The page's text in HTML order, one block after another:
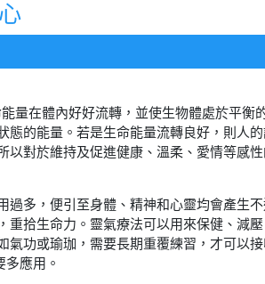
量在體內好好流轉，並使生物體處於平衡
的能量。若是生命能量流轉良好，則人的
對於維持及促進健康、溫柔、愛情等感
多，便引至身體、精神和心靈均會產生
拾生命力。靈氣療法可以用來保健、減
功或瑜珈，需要長期重覆練習，才可以
應用。